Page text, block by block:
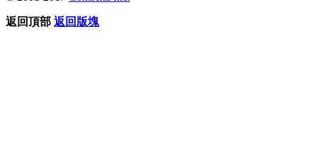
返回頂部 返回版塊